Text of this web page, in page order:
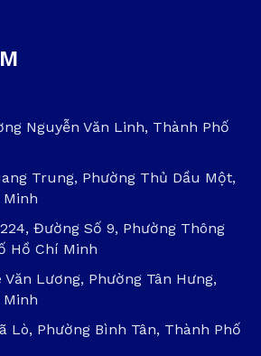
Nguyễn Văn Linh, Thành Phố
Trung, Phường Thủ Dầu Một,
Đường Số 9, Phường Thông
Hồ Chí Minh
Văn Lương, Phường Tân Hưng,
Lò, Phường Bình Tân, Thành Phố